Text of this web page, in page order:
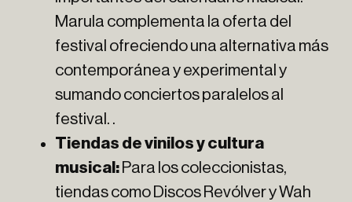
Marula complementa la oferta del
festival ofreciendo una alternativa más
contemporánea y experimental y
sumando conciertos paralelos al
festival. .
Tiendas de vinilos y cultura
musical: Para los coleccionistas,
tiendas como Discos Revólver y Wah